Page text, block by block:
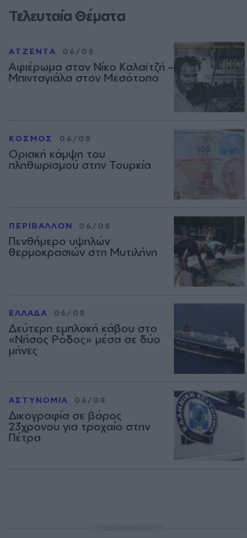
Τελευταία Θέματα
ΑΤΖΕΝΤΑ 06/08
Αφιέρωμα στον Νίκο Καλαϊτζή –
Μπινταγιάλα στον Μεσότοπο
ΚΟΣΜΟΣ 06/08
Οριακή κάμψη του
πληθωρισμού στην Τουρκία
ΠΕΡΙΒΑΛΛΟΝ 06/08
Πενθήμερο υψηλών
θερμοκρασιών στη Μυτιλήνη
ΕΛΛΑΔΑ 06/08
Δεύτερη εμπλοκή κάβου στο
«Νήσος Ρόδος» μέσα σε δύο
μήνες
ΑΣΤΥΝΟΜΙΑ 06/08
Δικογραφία σε βάρος
23χρονου για τροχαίο στην
Πέτρα